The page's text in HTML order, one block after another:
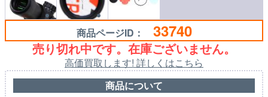
商品ページID： 33740
売り切れ中です。在庫ございません。
高価買取します! 詳しくはこちら
商品について